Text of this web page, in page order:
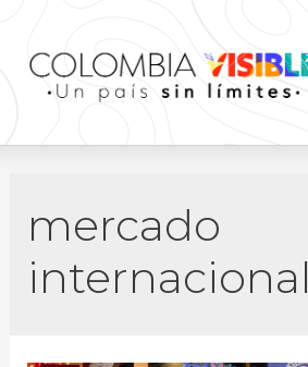
mercado
internacional